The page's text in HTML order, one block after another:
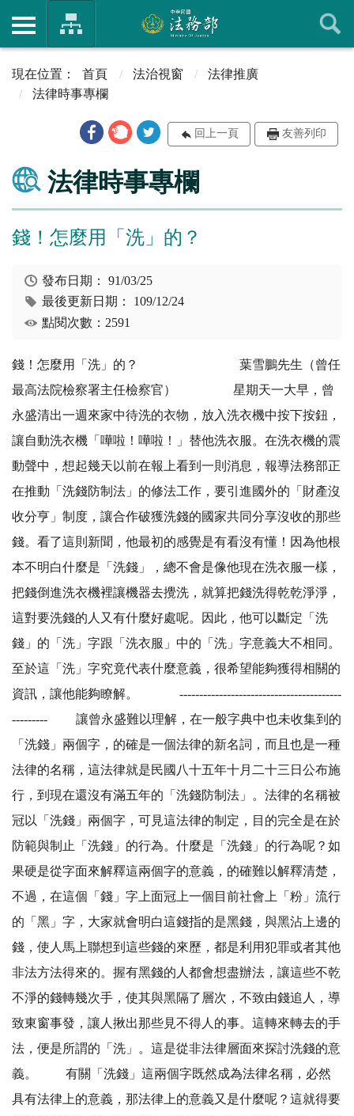
首頁 法治視窗
法律推廣
法律時事專欄
回上一頁 友善列印
法律時事專欄
錢！怎麼用「洗」的？
發布日期：91/03/25
最後更新日期： 109/12/24
點閱次數：2591
錢！怎麼用「洗」的？ 葉雪鵬先生（曾任
最高法院檢察署主任檢察官） 星期天一大早，曾
永盛清出一週來家中待洗的衣物，放入洗衣機中按下按鈕，
讓自動洗衣機「嘩啦！嘩啦！」替他洗衣服。在洗衣機的震
動聲中，想起幾天以前在報上看到一則消息，報導法務部正
在推動「洗錢防制法」的修法工作，要引進國外的「財產沒
收分亨」制度，讓合作破獲洗錢的國家共同分享沒收的那些
錢。看了這則新聞，他最初的感覺是有看沒有懂！因為他根
本不明白什麼是「洗錢」，總不會是像他現在洗衣服一樣，
把錢倒進洗衣機裡讓機器去攪洗，就算把錢洗得乾乾淨淨，
這對要洗錢的人又有什麼好處呢。因此，他可以斷定「洗
錢」的「洗」字跟「洗衣服」中的「洗」字意義大不相同。
至於這「洗」字究竟代表什麼意義，很希望能夠獲得相關的
資訊，讓他能夠瞭解。 -----------------------------------------
--------- 讓曾永盛難以理解，在一般字典中也未收集到的
「洗錢」兩個字，的確是一個法律的新名詞，而且也是一種
法律的名稱，這法律就是民國八十五年十月二十三日公布施
行，到現在還沒有滿五年的「洗錢防制法」。法律的名稱被
冠以「洗錢」兩個字，可見這法律的制定，目的完全是在於
防範與制止「洗錢」的行為。什麼是「洗錢」的行為呢？如
果硬是從字面來解釋這兩個字的意義，的確難以解釋清楚，
不過，在這個「錢」字上面冠上一個目前社會上「粉」流行
的「黑」字，大家就會明白這錢指的是黑錢，與黑沾上邊的
錢，使人馬上聯想到這些錢的來歷，都是利用犯罪或者其他
非法方法得來的。握有黑錢的人都會想盡辦法，讓這些不乾
不淨的錢轉幾次手，使其與黑隔了層次，不致由錢追人，導
致東窗事發，讓人揪出那些見不得人的事。這轉來轉去的手
法，便是所謂的「洗」。這是從非法律層面來探討洗錢的意
義。 有關「洗錢」這兩個字既然成為法律名稱，必然
具有法律上的意義，那法律上的意義又是什麼呢？這就得要